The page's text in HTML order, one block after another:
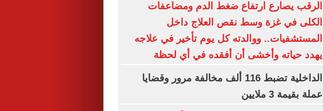
الرقب يصارع ارتفاع ضغط الدم ومضاعفات
الكلى في غزة وسط نقص العلاج داخل
المستشفيات.. ووالدته كل يوم تأخير في علاجه
يهدد حياته وأخشى أن أفقده في أي لحظة
الداخلية تضبط 116 ألف مخالفة مرور وقضايا
عملة بقيمة 3 ملايين